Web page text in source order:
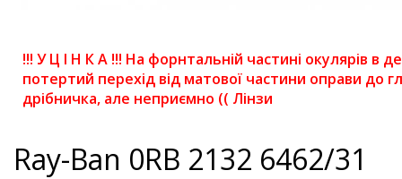
!!! У Ц І Н К А !!! На форнтальній частині окулярів в
потертий перехід від матової частини оправи до
дрібничка, але неприємно (( Лінзи
Ray-Ban 0RB 2132 6462/31